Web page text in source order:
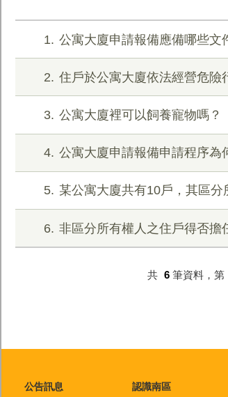
1 公寓大廈申請報備應備哪些文
2 住戶於公寓大廈依法經營危險
3 公寓大廈裡可以飼養寵物嗎？
4 公寓大廈申請報備申請程序為
5 某公寓大廈共有10戶，其區
6 非區分所有權人之住戶得否擔
共 6 筆資料，第
公告訊息 認識南區